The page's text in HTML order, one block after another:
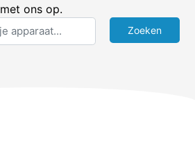
met ons op.